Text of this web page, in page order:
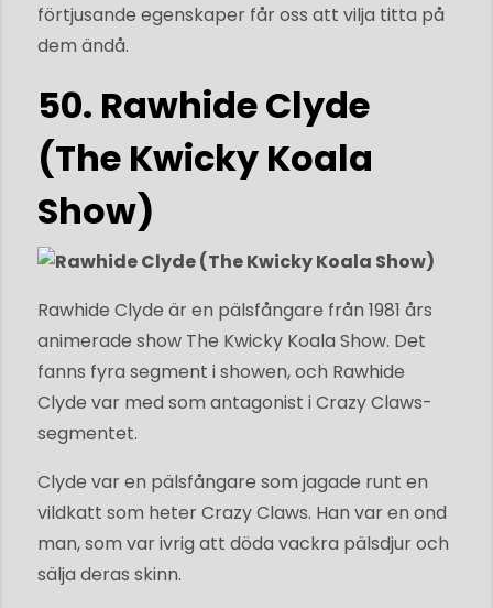
förtjusande egenskaper får oss att vilja titta på
dem ändå.
50. Rawhide Clyde
(The Kwicky Koala
Show)
Rawhide Clyde är en pälsfångare från 1981 års
animerade show The Kwicky Koala Show. Det
fanns fyra segment i showen, och Rawhide
Clyde var med som antagonist i Crazy Claws-
segmentet.
Clyde var en pälsfångare som jagade runt en
vildkatt som heter Crazy Claws. Han var en ond
man, som var ivrig att döda vackra pälsdjur och
sälja deras skinn.